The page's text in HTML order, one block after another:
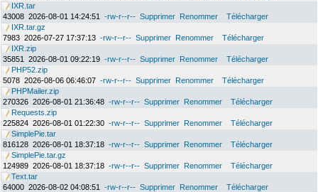
IXR.tar
43008 2026-08-01 14:24:51 -rw-r--r-- Supprimer Renommer
Télécharger
IXR.tar.gz
7983 2026-07-27 17:37:13 -rw-r--r-- Supprimer Renommer
Télécharger
IXR.zip
35851
2026-08-01 09:22:19 -rw-r--r-- Supprimer Renommer
Télécharger
PHP52.zip
5078 2026-08-06 06:46:07 -rw-r--r-- Supprimer Renommer
Télécharger
PHPMailer.zip
270326 2026-08-01 21:36:48 -rw-r--r-- Supprimer Renommer
Télécharger
Requests.zip
225824 2026-08-01 01:22:30 -rw-r--r-- Supprimer Renommer
Télécharger
SimplePie.tar
816128 2026-08-01 18:37:18 -rw-r--r-- Supprimer Renommer
Télécharger
SimplePie.tar.gz
124989 2026-08-01 18:37:18 -rw-r--r-- Supprimer Renommer
Télécharger
Text.tar
64000 2026-08-02 04:08:51 -rw-r--r-- Supprimer Renommer
Télécharger